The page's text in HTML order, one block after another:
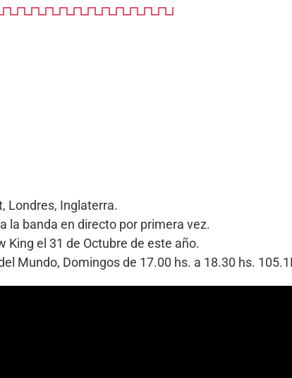
Londres, Inglaterra.
la banda en directo por primera vez.
el 31 de Octubre de este año.
Mundo, Domingos de 17.00 hs. a 18.30 hs.